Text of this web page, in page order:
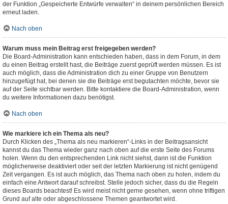
der Funktion „Gespeicherte Entwürfe verwalten“ in deinem persönlichen Bereich
erneut laden.
Nach oben
Warum muss mein Beitrag erst freigegeben werden?
Die Board-Administration kann entschieden haben, dass in dem Forum, in dem
du einen Beitrag erstellt hast, die Beiträge zuerst geprüft werden müssen. Es ist
auch möglich, dass die Administration dich zu einer Gruppe von Benutzern
hinzugefügt hat, bei denen sie die Beiträge erst begutachten möchte, bevor sie
auf der Seite sichtbar werden. Bitte kontaktiere die Board-Administration, wenn
du weitere Informationen dazu benötigst.
Nach oben
Wie markiere ich ein Thema als neu?
Durch Klicken des „Thema als neu markieren“-Links in der Beitragsansicht
kannst du das Thema wieder ganz nach oben auf die erste Seite des Forums
holen. Wenn du den entsprechenden Link nicht siehst, dann ist die Funktion
möglicherweise deaktiviert oder seit der letzten Markierung ist nicht genügend
Zeit vergangen. Es ist auch möglich, das Thema nach oben zu holen, indem du
einfach eine Antwort darauf schreibst. Stelle jedoch sicher, dass du die Regeln
dieses Boards beachtest! Es wird meist nicht gerne gesehen, wenn ohne triftigen
Grund auf alte oder abgeschlossene Themen geantwortet wird.